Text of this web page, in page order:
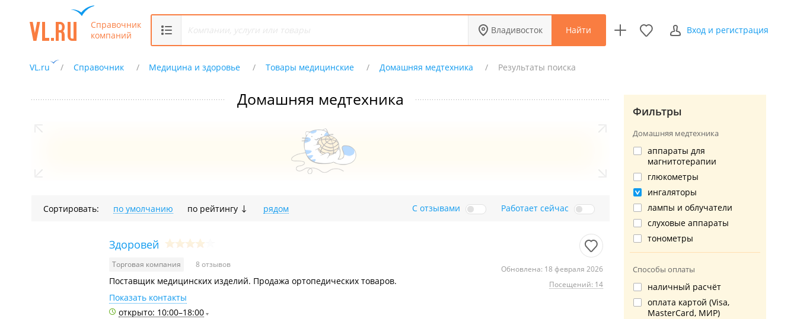
Справочник
компаний
Владивосток Найти Вход и регистрация
VL.ru Справочник Медицина и здоровье Товары медицинские Домашняя медтехника Результаты поиска
Домашняя медтехника
Сортировать: по умолчанию по рейтингу рядом С отзывами Работает сейчас
Здоровей
Торговая компания 8 отзывов
Обновлена: 18 февраля 2026
Посещений: 14
Поставщик медицинских изделий. Продажа ортопедических товаров.
Показать контакты
открыто: 10:00–18:00
Фильтры
Домашняя медтехника
аппараты для
магнитотерапии
глюкометры
ингаляторы
лампы и облучатели
слуховые аппараты
тонометры
Способы оплаты
наличный расчёт
оплата картой (Visa,
MasterCard, МИР)